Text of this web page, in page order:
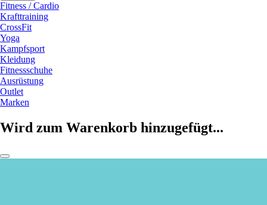
Fitness / Cardio
Krafttraining
CrossFit
Yoga
Kampfsport
Kleidung
Fitnessschuhe
Ausrüstung
Outlet
Marken
Wird zum Warenkorb hinzugefügt...